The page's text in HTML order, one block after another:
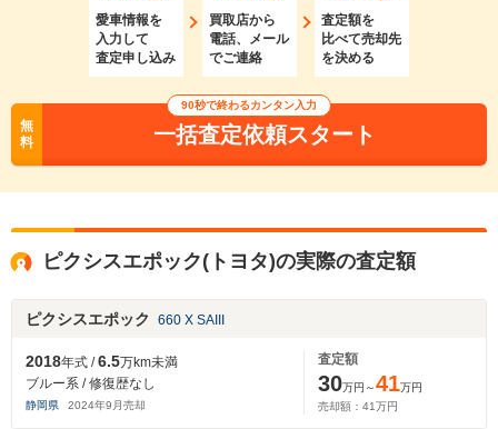
愛車情報を
入力して
査定申し込み
買取店から
電話、メール
でご連絡
査定額を
比べて売却先
を決める
無
料
90秒で終わるカンタン入力
一括査定依頼スタート
ピクシスエポック(トヨタ)の実際の査定額
ピクシスエポック 660 X SAIII
2018年式 /6.5万km未満
ブルー系 / 修復歴なし
静岡県 2024年9 月売却
査定額
30万円～41万円
売却額： 41万円